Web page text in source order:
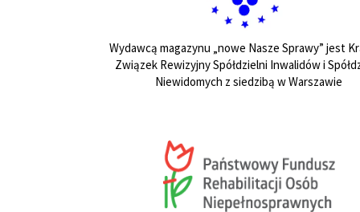
Wydawcą magazynu „nowe Nasze Sprawy” jest
Związek Rewizyjny Spółdzielni Inwalidów i
Niewidomych z siedzibą w Warszawie